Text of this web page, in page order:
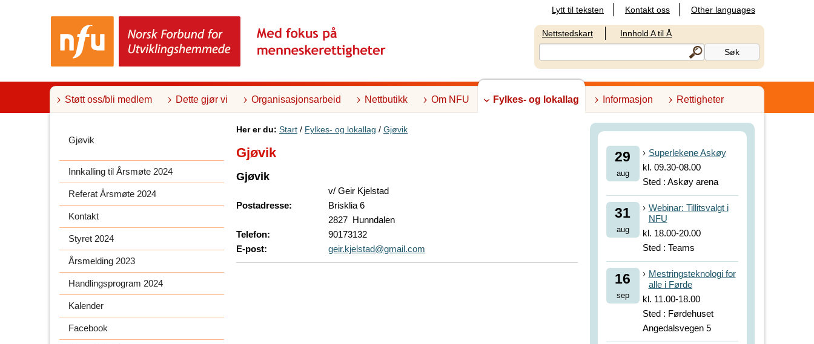
o
Lytt til teksten Kontakt oss Other languages
Nettstedskart Innhold A til Å
Støtt oss/bli medlem Dette gjør vi Organisasjonsarbeid Nettbutikk Om NFU Fylkes- og lokallag Informasjon Rettigheter
Gjøvik
Innkalling til Årsmøte 2024
Referat Årsmøte 2024
Kontakt
Styret 2024
Årsmelding 2023
Handlingsprogram 2024
Kalender
Facebook
Her er du: Start / Fylkes- og lokallag / Gjøvik
Gjøvik
Gjøvik
v/ Geir Kjelstad
Postadresse:
Brisklia 6
2827 Hunndalen
Telefon:
90173132
E-post:
geir.kjelstad@gmail.com
29
aug
Superlekene Askøy
kl. 09.30-08.00
Sted : Askøy arena
31
aug
Webinar: Tillitsvalgt i
NFU
kl. 18.00-20.00
Sted : Teams
16
sep
Mestringsteknologi for
alle i Førde
kl. 11.00-18.00
Sted : Førdehuset
Angedalsvegen 5